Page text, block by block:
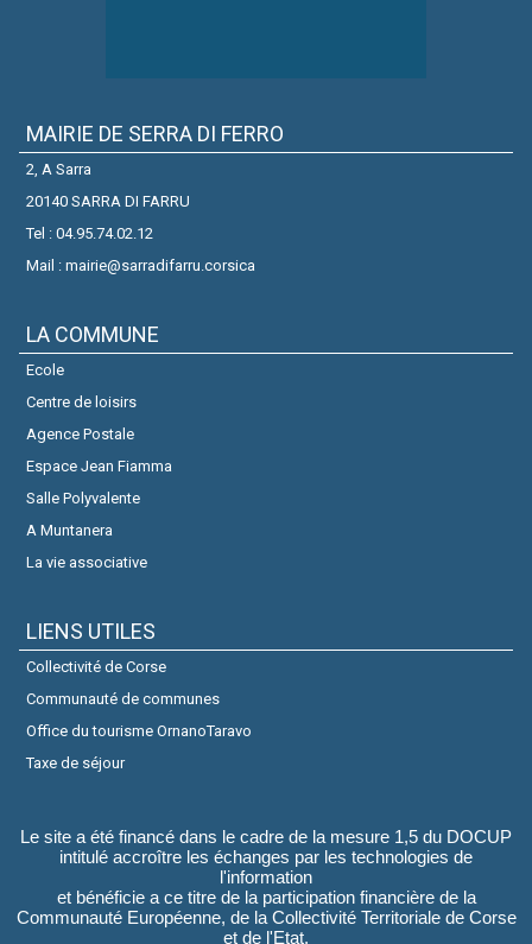
MAIRIE DE SERRA DI FERRO
2, A Sarra
20140 SARRA DI FARRU
Tel : 04.95.74.02.12
Mail : mairie@sarradifarru.corsica
LA COMMUNE
Ecole
Centre de loisirs
Agence Postale
Espace Jean Fiamma
Salle Polyvalente
A Muntanera
La vie associative
LIENS UTILES
Collectivité de Corse
Communauté de communes
Office du tourisme OrnanoTaravo
Taxe de séjour
Le site a été financé dans le cadre de la mesure 1,5 du DOCUP
intitulé accroître les échanges par les technologies de
l'information
et bénéficie a ce titre de la participation financière de la
Communauté Européenne, de la Collectivité Territoriale de Corse
et de l'Etat.